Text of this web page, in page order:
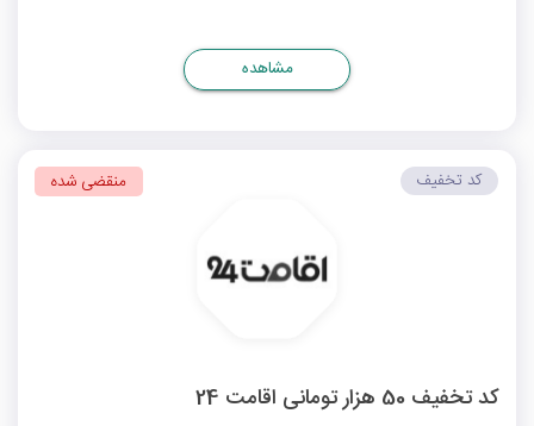
مشاهده
کد تخفیف 50 هزار تومانی اقامت 24
کد تخفیف منقضی شده